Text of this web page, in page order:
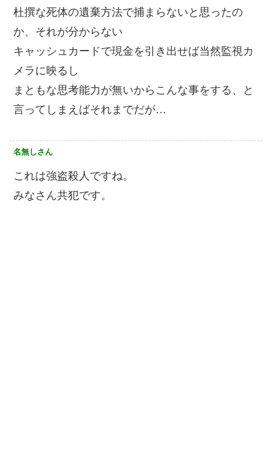
杜撰な死体の遺棄方法で捕まらないと思ったの
か、それが分からない
キャッシュカードで現金を引き出せば当然監視カ
メラに映るし
まともな思考能力が無いからこんな事をする、と
言ってしまえばそれまでだが…
名無しさん
これは強盗殺人ですね。
みなさん共犯です。